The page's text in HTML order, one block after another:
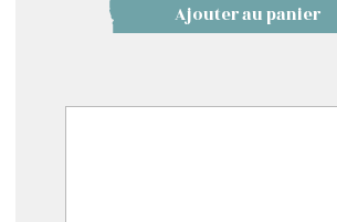
Ajouter au panier